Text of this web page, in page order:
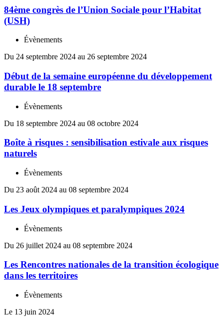
84ème congrès de l’Union Sociale pour l’Habitat
(USH)
Évènements
Du 24 septembre 2024 au 26 septembre 2024
Début de la semaine européenne du développement
durable le 18 septembre
Évènements
Du 18 septembre 2024 au 08 octobre 2024
Boîte à risques : sensibilisation estivale aux risques
naturels
Évènements
Du 23 août 2024 au 08 septembre 2024
Les Jeux olympiques et paralympiques 2024
Évènements
Du 26 juillet 2024 au 08 septembre 2024
Les Rencontres nationales de la transition écologique
dans les territoires
Évènements
Le 13 juin 2024